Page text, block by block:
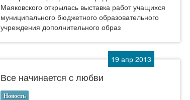
Маяковского открылась выставка работ учащихся
муниципального бюджетного образовательного
учреждения дополнительного образ
19 апр 2013
Все начинается с любви
Новость